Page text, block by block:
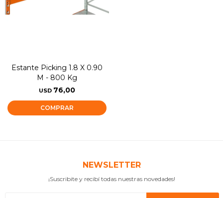
Estante Picking 1.8 X 0.90
M - 800 Kg
USD 76,00
NEWSLETTER
¡Suscribite y recibí todas nuestras novedades!